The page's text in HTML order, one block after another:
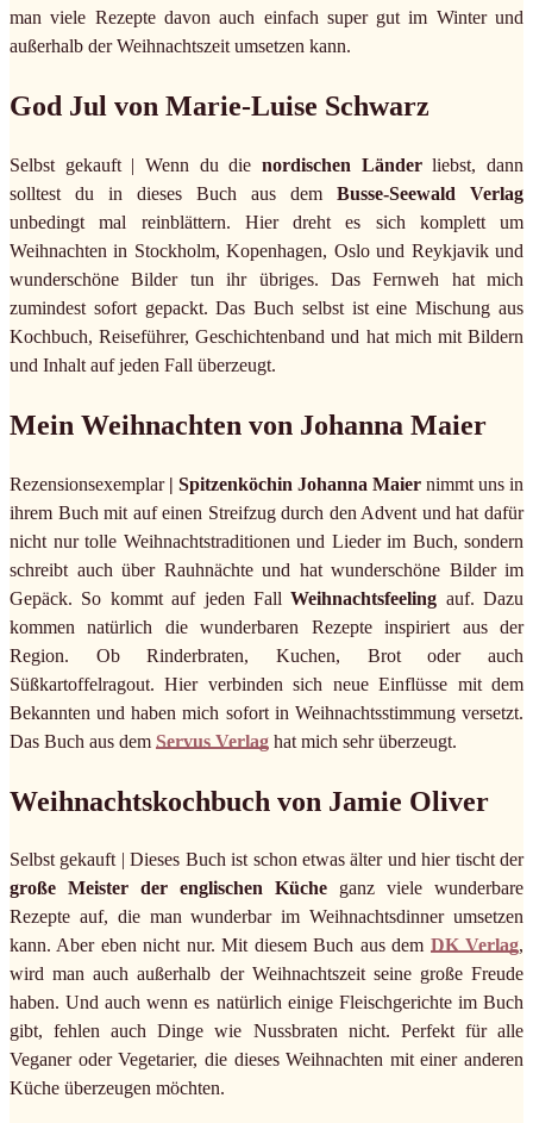
man viele Rezepte davon auch einfach super gut im Winter und
außerhalb der Weihnachtszeit umsetzen kann.
God Jul von Marie-Luise Schwarz
Selbst gekauft | Wenn du die nordischen Länderliebst, dann
solltest du in dieses Buch aus dem Busse-Seewald Verlag
unbedingt mal reinblättern. Hier dreht es sich komplett um
Weihnachten in Stockholm, Kopenhagen, Oslo und Reykjavik und
wunderschöne Bilder tun ihr übriges. Das Fernweh hat mich
zumindest sofort gepackt. Das Buch selbst ist eine Mischung aus
Kochbuch, Reiseführer, Geschichtenband und hat mich mit Bildern
und Inhalt auf jeden Fall überzeugt.
Mein Weihnachten von Johanna Maier
Rezensionsexemplar | Spitzenköchin Johanna Maier nimmt uns in
ihrem Buch mit auf einen Streifzug durch den Advent und hat dafür
nicht nur tolle Weihnachtstraditionen und Lieder im Buch, sondern
schreibt auch über Rauhnächte und hat wunderschöne Bilder im
Gepäck. So kommt auf jeden FallWeihnachtsfeeling auf. Dazu
kommen natürlich die wunderbaren Rezepte inspiriert aus der
Region. Ob Rinderbraten, Kuchen, Brot oder auch
Süßkartoffelragout. Hier verbinden sich neue Einflüsse mit dem
Bekannten und haben mich sofort in Weihnachtsstimmung versetzt.
Das Buch aus dem Servus Verlag hat mich sehr überzeugt.
Weihnachtskochbuch von Jamie Oliver
Selbst gekauft | Dieses Buch ist schon etwas älter und hier tischt der
große Meister der englischen Küche ganz viele wunderbare
Rezepte auf, die man wunderbar im Weihnachtsdinner umsetzen
kann. Aber eben nicht nur. Mit diesem Buch aus dem DK Verlag,
wird man auch außerhalb der Weihnachtszeit seine große Freude
haben. Und auch wenn es natürlich einige Fleischgerichte im Buch
gibt, fehlen auch Dinge wie Nussbraten nicht. Perfekt für alle
Veganer oder Vegetarier, die dieses Weihnachten mit einer anderen
Küche überzeugen möchten.